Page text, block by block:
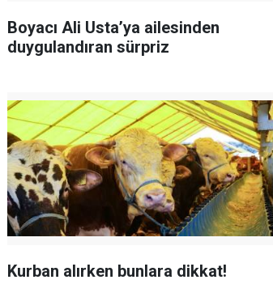
Boyacı Ali Usta’ya ailesinden
duygulandıran sürpriz
Kurban alırken bunlara dikkat!